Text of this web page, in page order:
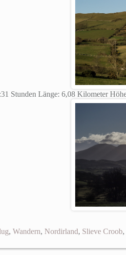
Stunden Länge: 6,08 Kilometer
, Wandern, Nordirland, Slieve Croob,